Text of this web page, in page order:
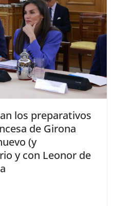
los preparativos
de Girona
(y
y con Leonor de